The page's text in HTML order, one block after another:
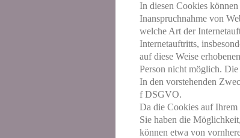
In diesen Cookies
Inanspruchnahme von
welche Art der
Internetauftritts,
auf diese Weise
Person nicht möglich. Die
In den vorstehenden
f DSGVO.
Da die Cookies auf
Sie haben die
können etwa von